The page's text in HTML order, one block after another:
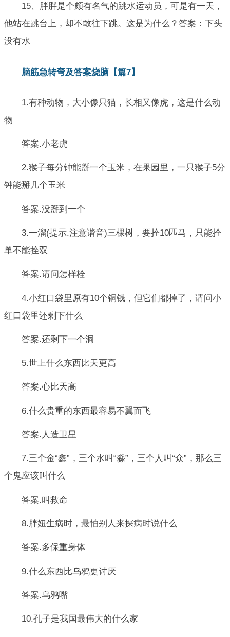
15、胖胖是个颇有名气的跳水运动员，可是有一天，
他站在跳台上，却不敢往下跳。这是为什么？答案：下头
没有水
脑筋急转弯及答案烧脑【篇7】
1.有种动物，大小像只猫，长相又像虎，这是什么动
物
答案.小老虎
2.猴子每分钟能掰一个玉米，在果园里，一只猴子5分
钟能掰几个玉米
答案.没掰到一个
3.一溜(提示.注意谐音)三棵树，要拴10匹马，只能拴
单不能拴双
答案.请问怎样栓
4.小红口袋里原有10个铜钱，但它们都掉了，请问小
红口袋里还剩下什么
答案.还剩下一个洞
5.世上什么东西比天更高
答案.心比天高
6.什么贵重的东西最容易不翼而飞
答案.人造卫星
7.三个金“鑫”，三个水叫“淼”，三个人叫“众”，那么三
个鬼应该叫什么
答案.叫救命
8.胖妞生病时，最怕别人来探病时说什么
答案.多保重身体
9.什么东西比乌鸦更讨厌
答案.乌鸦嘴
10.孔子是我国最伟大的什么家